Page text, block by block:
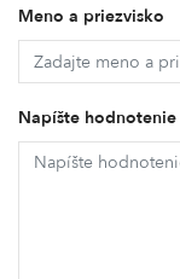
Meno a priezvisko
Napíšte hodnotenie